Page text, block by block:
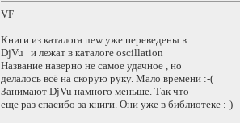
VF
Книги из каталога new уже переведены в
DjVu и лежат в каталоге oscillation
Название наверно не самое удачное , но
делалось всё на скорую руку. Мало времени :-(
Занимают DjVu намного меньше. Так что
еще раз спасибо за книги. Они уже в библиотеке :-)